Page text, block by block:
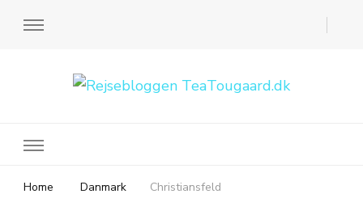
Home Danmark Christiansfeld